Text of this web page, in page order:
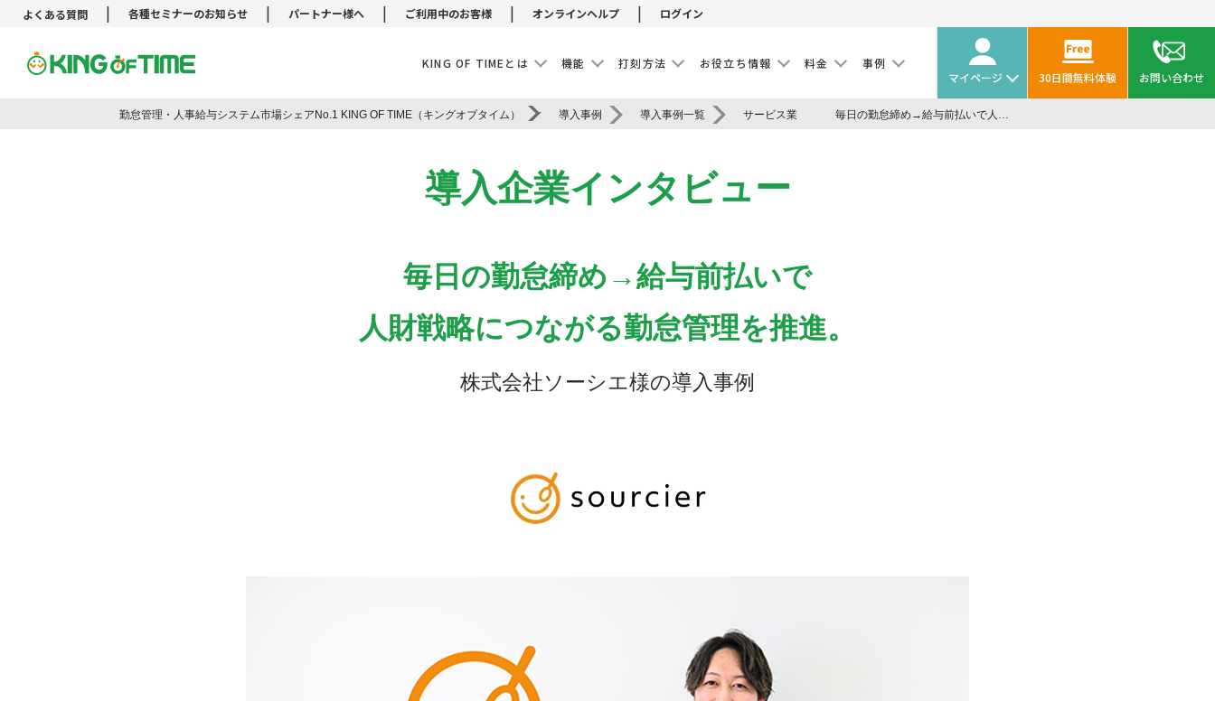
よくある質問 | 各種セミナーのお知らせ | パートナー様へ | ご利用中のお客様 | オンラインヘルプ | ログイン
KING OF TIMEとは 機能 打刻方法 お役立ち情報 料金
事例
マイページ
30日間無料体験 お問い合わせ
勤怠管理・人事給与システム市場シェアNo.1 KING OF TIME（キングオブタイム） 導入事例 導入事例一覧 サービス業 毎日の勤怠締め→給与前払いで人財戦略につながる勤怠管理を推進。株式会社ソーシエ様の導入事例
導入企業インタビュー
毎日の勤怠締め→給与前払いで
人財戦略につながる勤怠管理を推進。
株式会社ソーシエ様の導入事例